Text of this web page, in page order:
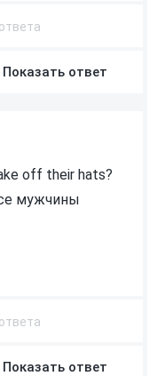
Показать ответ
off their hats?
мужчины
Показать ответ